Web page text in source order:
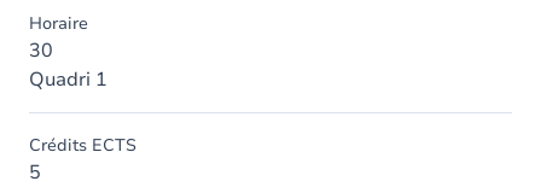
Horaire
30
Quadri 1
Crédits ECTS
5